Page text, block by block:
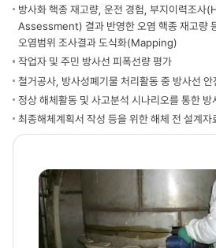
에서
시작해
4단계
복원)
까지
이어집니다.
0단계,
운영
허가
신청을
거쳐
운영을
수행한
방사화 핵종 재고량, 운전 경험, 부지이력조
Assessment) 결과 반영한 오염 핵종 재고량
오염범위 조사결과 도식화(Mapping)
작업자 및 주민 방사선 피폭선량 평가
철거공사, 방사성폐기물 처리활동 중 방사선
정상 해체활동 및 사고분석 시나리오를 통한
최종해체계획서 작성 등을 위한 해체 전 설계자